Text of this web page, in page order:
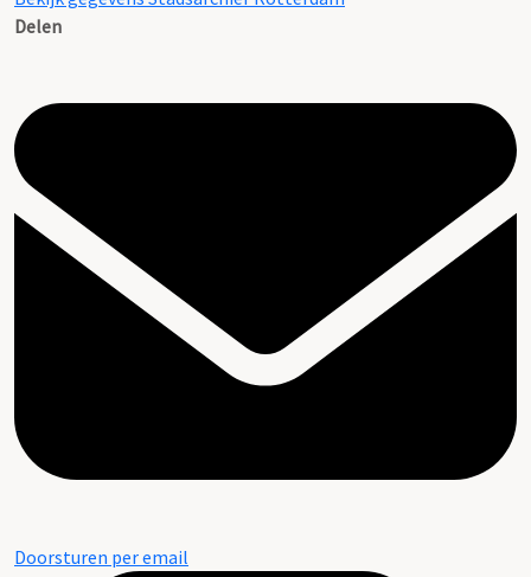
Delen
Doorsturen per email